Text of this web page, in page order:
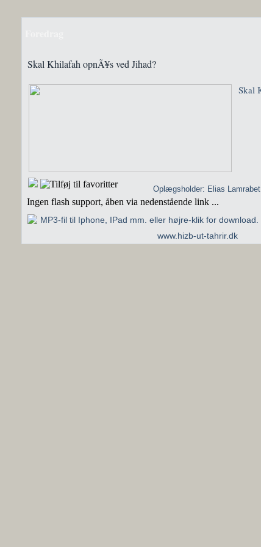
Skal Khilafah opnÃ¥s ved Jihad?
Skal
Oplægsholder: Elias Lamrabet
Ingen flash support, åben via nedenstående link ...
MP3-fil til Iphone, IPad mm. eller højre-klik for download.
www.hizb-ut-tahrir.dk